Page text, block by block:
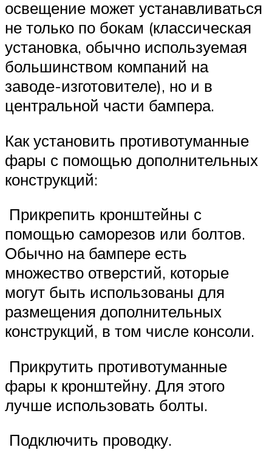
освещение может устанавливаться
не только по бокам (классическая
установка, обычно используемая
большинством компаний на
заводе-изготовителе), но и в
центральной части бампера.
Как установить противотуманные
фары с помощью дополнительных
конструкций:
Прикрепить кронштейны с
помощью саморезов или болтов.
Обычно на бампере есть
множество отверстий, которые
могут быть использованы для
размещения дополнительных
конструкций, в том числе консоли.
Прикрутить противотуманные
фары к кронштейну. Для этого
лучше использовать болты.
Подключить проводку.